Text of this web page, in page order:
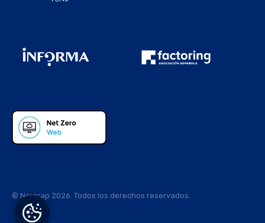
© Novicap 2026. Todos los derechos reservados.